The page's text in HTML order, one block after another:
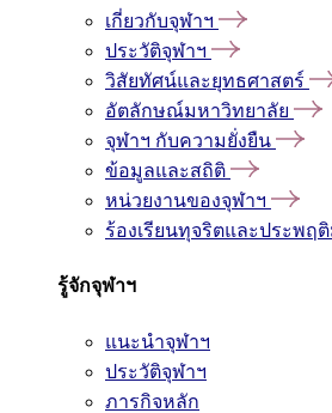
เกี่ยวกับจุฬาฯ
ประวัติจุฬาฯ
วิสัยทัศน์และยุทธศาสตร์
อัตลักษณ์มหาวิทยาลัย
จุฬาฯ กับความยั่งยืน
ข้อมูลและสถิติ
หน่วยงานของจุฬาฯ
ร้องเรียนทุจริตและประพฤ
รู้จักจุฬาฯ
แนะนำจุฬาฯ
ประวัติจุฬาฯ
ภารกิจหลัก